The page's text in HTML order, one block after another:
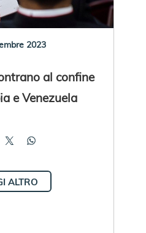
2023
al confine
e Venezuela
ALTRO